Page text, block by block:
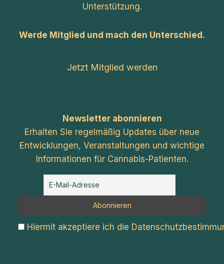
Unterstützung.
Werde Mitglied und mach den Unterschied.
Jetzt Mitglied werden
Newsletter abonnieren
Erhalten Sie regelmäßig Updates über neue
Entwicklungen, Veranstaltungen und wichtige
Informationen für Cannabis-Patienten.
Hiermit akzeptiere ich die